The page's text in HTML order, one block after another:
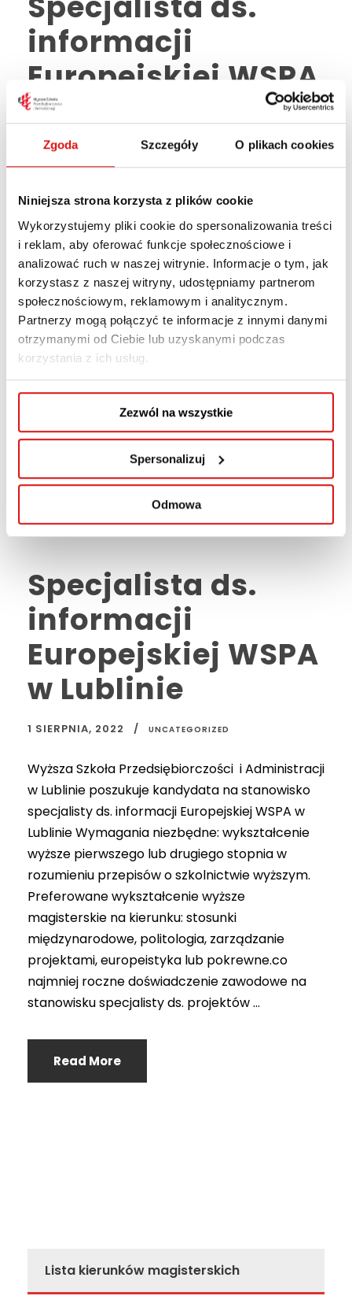
Zgoda Szczegóły O plikach cookies
Niniejsza strona korzysta z plików cookie
Wykorzystujemy pliki cookie do spersonalizowania treści
i reklam, aby oferować funkcje społecznościowe i
analizować ruch w naszej witrynie. Informacje o tym, jak
korzystasz z naszej witryny, udostępniamy partnerom
społecznościowym, reklamowym i analitycznym.
Partnerzy mogą połączyć te informacje z innymi danymi
otrzymanymi od Ciebie lub uzyskanymi podczas
korzystania z ich usług.
Zezwól na wszystkie
Spersonalizuj
Odmowa
informacji
Europejskiej WSPA
w Lublinie
7 WRZEŚNIA, 2022 UNCATEGORIZED
w Lublinie poszukuje kandydata na stanowisko:
Specjalista ds. informacji Europejskiej WSPA w
Lublinie Wymagania niezbędne: wykształcenie
wyższe pierwszego lub drugiego stopnia w
rozumieniu przepisów o szkolnictwie
wyższym.co najmniej roczne doświadczenie
zawodowe na stanowisku specjalisty ds.
projektów lub asystenta ds. projektów (w
ostatnich 5 latach), poświadczone
odpowiednimi dokumentami;wiedza z zakresu
Read More
Specjalista ds.
informacji
Europejskiej WSPA
w Lublinie
1 SIERPNIA, 2022 UNCATEGORIZED
Wyższa Szkoła Przedsiębiorczości i Administracji
w Lublinie poszukuje kandydata na stanowisko
specjalisty ds. informacji Europejskiej WSPA w
Lublinie Wymagania niezbędne: wykształcenie
wyższe pierwszego lub drugiego stopnia w
rozumieniu przepisów o szkolnictwie wyższym.
Preferowane wykształcenie wyższe
magisterskie na kierunku: stosunki
międzynarodowe, politologia, zarządzanie
projektami, europeistyka lub pokrewne.co
najmniej roczne doświadczenie zawodowe na
stanowisku specjalisty ds. projektów ...
Read More
Lista kierunków magisterskich